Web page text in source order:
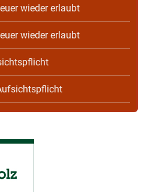
wieder erlaubt
wieder erlaubt